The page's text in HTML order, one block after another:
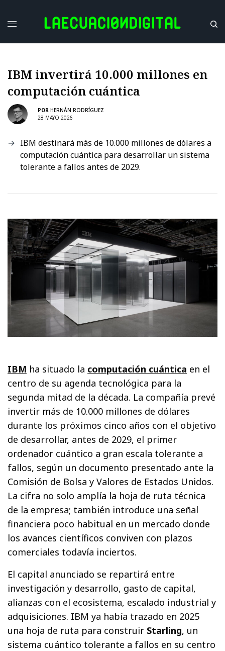
IBM invertirá 10.000 millones en
computación cuántica
POR HERNÁN RODRÍGUEZ
28 MAYO 2026
IBM destinará más de 10.000 millones de dólares a
computación cuántica para desarrollar un sistema
tolerante a fallos antes de 2029.
IBM ha situado la computación cuántica en el
centro de su agenda tecnológica para la
segunda mitad de la década. La compañía prevé
invertir más de 10.000 millones de dólares
durante los próximos cinco años con el objetivo
de desarrollar, antes de 2029, el primer
ordenador cuántico a gran escala tolerante a
fallos, según un documento presentado ante la
Comisión de Bolsa y Valores de Estados Unidos.
La cifra no solo amplía la hoja de ruta técnica
de la empresa; también introduce una señal
financiera poco habitual en un mercado donde
los avances científicos conviven con plazos
comerciales todavía inciertos.
El capital anunciado se repartirá entre
investigación y desarrollo, gasto de capital,
alianzas con el ecosistema, escalado industrial y
adquisiciones. IBM ya había trazado en 2025
una hoja de ruta para construir Starling, un
sistema cuántico tolerante a fallos en su centro